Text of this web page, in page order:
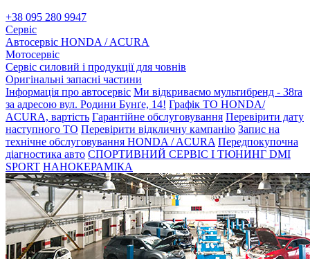
+38 095 280 9947
Сервіс
Автосервіс HONDA / ACURA
Мотосервіс
Сервіс силовий і продукції для човнів
Оригінальні запасні частини
Інформація про автосервіс Ми відкриваємо мультибренд - 38ra
за адресою вул. Родини Бунґе, 14! Графік ТО HONDA/
ACURA, вартість Гарантійне обслуговування Перевірити дату
наступного ТО Перевірити відкличну кампанію Запис на
технічне обслуговування HONDA / ACURA Передпокупочна
діагностика авто СПОРТИВНИЙ СЕРВІС І ТЮНИНГ DMI
SPORT НАНОКЕРАМІКА